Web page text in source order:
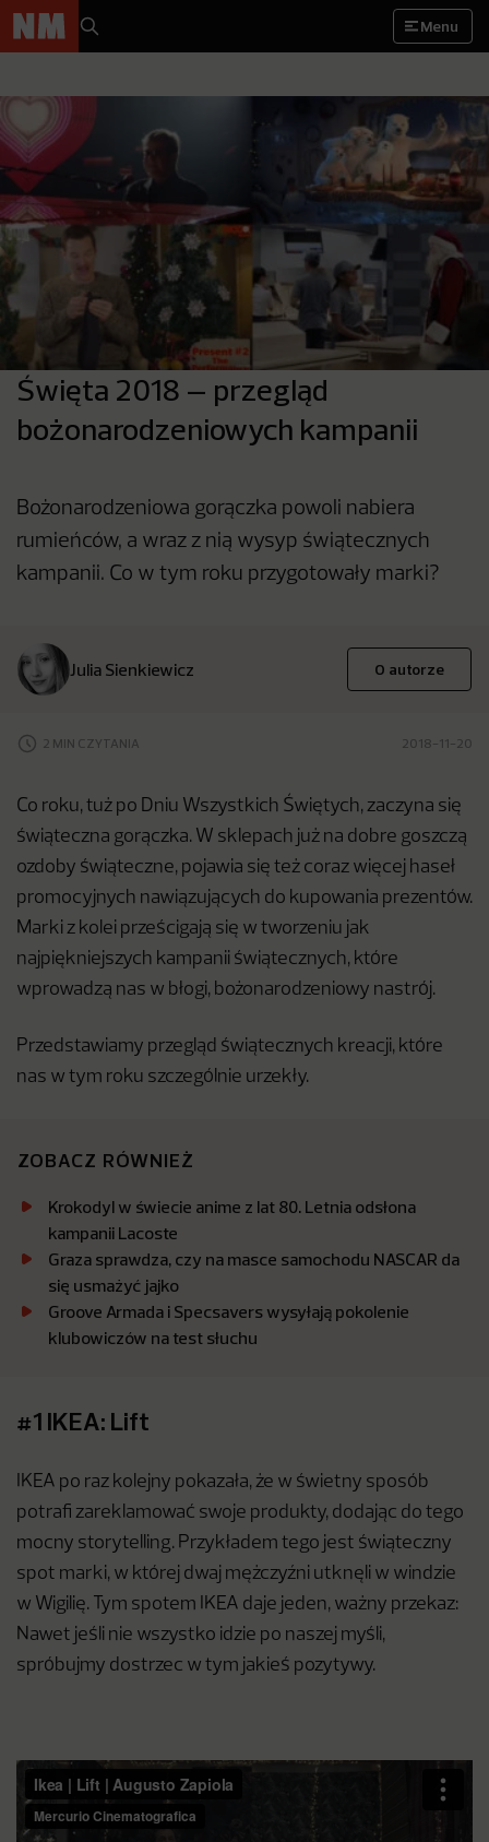
Menu
Święta 2018 – przegląd
bożonarodzeniowych kampanii
Bożonarodzeniowa gorączka powoli nabiera
rumieńców, a wraz z nią wysyp świątecznych
kampanii. Co w tym roku przygotowały marki?
Julia Sienkiewicz O autorze
2 MIN CZYTANIA 2018-11-20
Co roku, tuż po Dniu Wszystkich Świętych, zaczyna się
świąteczna gorączka. W sklepach już na dobre goszczą
ozdoby świąteczne, pojawia się też coraz więcej haseł
promocyjnych nawiązujących do kupowania prezentów.
Marki z kolei prześcigają się w tworzeniu jak
najpiękniejszych kampanii świątecznych, które
wprowadzą nas w błogi, bożonarodzeniowy nastrój.
Przedstawiamy przegląd świątecznych kreacji, które
nas w tym roku szczególnie urzekły.
ZOBACZ RÓWNIEŻ
Krokodyl w świecie anime z lat 80. Letnia odsłona
kampanii Lacoste
Graza sprawdza, czy na masce samochodu NASCAR da
się usmażyć jajko
Groove Armada i Specsavers wysyłają pokolenie
klubowiczów na test słuchu
#1 IKEA: Lift
IKEA po raz kolejny pokazała, że w świetny sposób
potrafi zareklamować swoje produkty, dodając do tego
mocny storytelling. Przykładem tego jest świąteczny
spot marki, w której dwaj mężczyźni utknęli w windzie
w Wigilię. Tym spotem IKEA daje jeden, ważny przekaz:
Nawet jeśli nie wszystko idzie po naszej myśli,
spróbujmy dostrzec w tym jakieś pozytywy.